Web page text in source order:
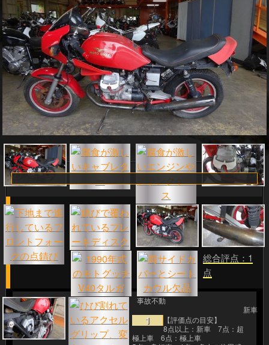
事故不動
新車
1
総合評点：1
点
【評価点の目安】
8点以上：新車 7点：超
極上車 6点：極上車